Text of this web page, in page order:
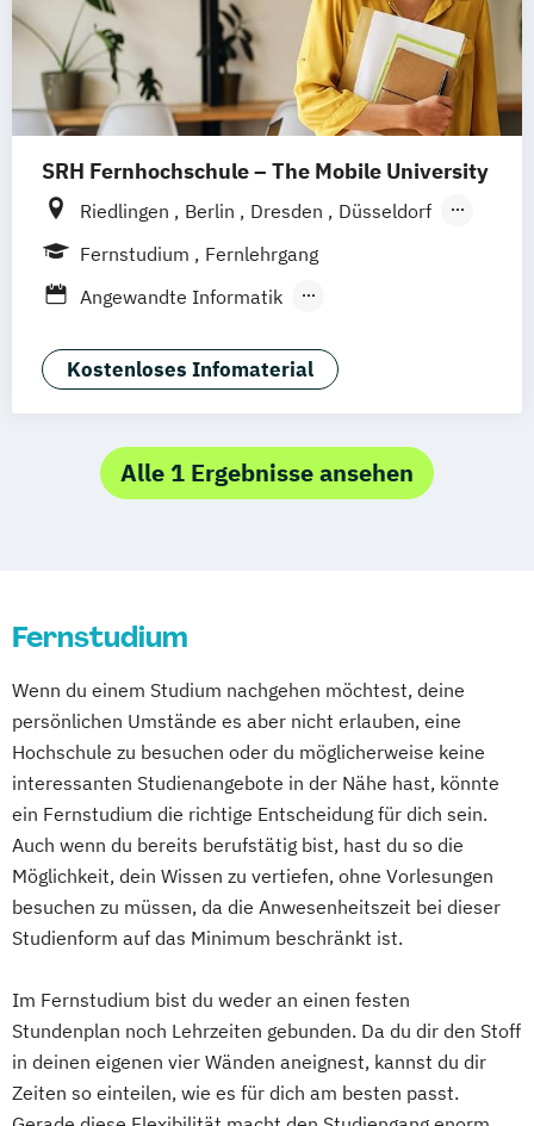
SRH Fernhochschule – The Mobile University
Riedlingen Berlin Dresden
Düsseldorf
Hamburg
Hannover Köln
Mannheim
Wertheim
Frankfurt am Main Hamm Zürich
Fernstudium
Fernlehrgang
Angewandte Informatik
Künstliche Intelligenz
Angewandte Informatik mit Schwerpunkt
Angewandte Psychologie mit Schwerpunkt
Gerontopsychologie
Kinder- und Jugendpsychologie
Klinische Psychologie und Beratung
Angewandte Psychologie mit Schwerpunkt
Sportpsychologie
Arbeitsrecht Beratung & Coaching
Betriebliches Gesundheitsmanagement
Betriebswirtschaft
Betriebswirtschaft und Digitalisierung
Betriebswirtschaft und
Betriebswirtschaft und Hotelmanagement
Betriebswirtschaft und Interkulturelle
Kommunikation
Betriebswirtschaft und
Kostenloses Infomaterial
Alle 1 Ergebnisse ansehen
Fernstudium
Wenn du einem Studium nachgehen möchtest, deine
persönlichen Umstände es aber nicht erlauben, eine
Hochschule zu besuchen oder du möglicherweise keine
interessanten Studienangebote in der Nähe hast, könnte
ein Fernstudium die richtige Entscheidung für dich sein.
Auch wenn du bereits berufstätig bist, hast du so die
Möglichkeit, dein Wissen zu vertiefen, ohne Vorlesungen
besuchen zu müssen, da die Anwesenheitszeit bei dieser
Studienform auf das Minimum beschränkt ist.
Im Fernstudium bist du weder an einen festen
Stundenplan noch Lehrzeiten gebunden. Da du dir den Stoff
in deinen eigenen vier Wänden aneignest, kannst du dir
Zeiten so einteilen, wie es für dich am besten passt.